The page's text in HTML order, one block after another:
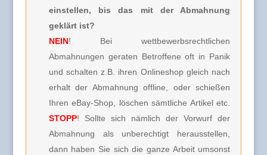
einstellen, bis das mit der Abmahnung
geklärt ist?
NEIN! Bei wettbewerbsrechtlichen
Abmahnungen geraten Betroffene oft in Panik
und schalten z.B. ihren Onlineshop gleich nach
erhalt der Abmahnung offline, oder schießen
Ihren eBay-Shop, löschen sämtliche Artikel etc.
STOPP! Sollte sich nämlich der Vorwurf der
Abmahnung als unberechtigt herausstellen,
dann haben Sie sich die ganze Arbeit umsonst